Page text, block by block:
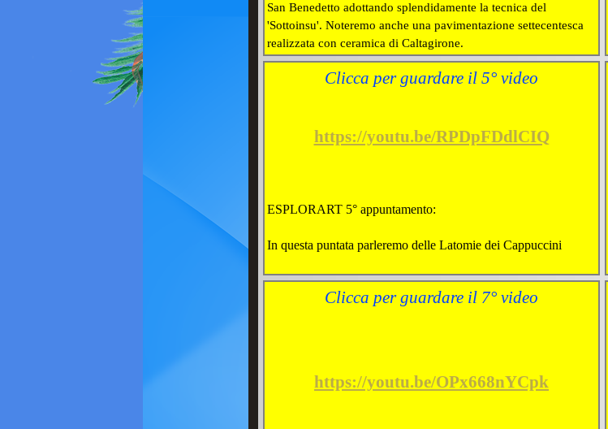
San Benedetto adottando splendidamente la tecnica del
'Sottoinsu'. Noteremo anche una pavimentazione settecentesca
realizzata con ceramica di Caltagirone.
Clicca per guardare il 5° video
https://youtu.be/RPDpFDdlCIQ
ESPLORART 5° appuntamento:
In questa puntata parleremo delle Latomie dei Cappuccini
Clicca per guardare il 7° video
https://youtu.be/OPx668nYCpk